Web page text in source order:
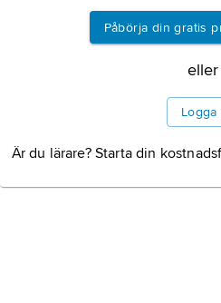
Information om
Påbörja din gratis
eller
Logga
Är du lärare? Starta din